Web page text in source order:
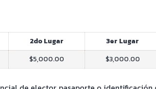
2do Lugar
3er Lugar
$5,000.00 $3,000.00